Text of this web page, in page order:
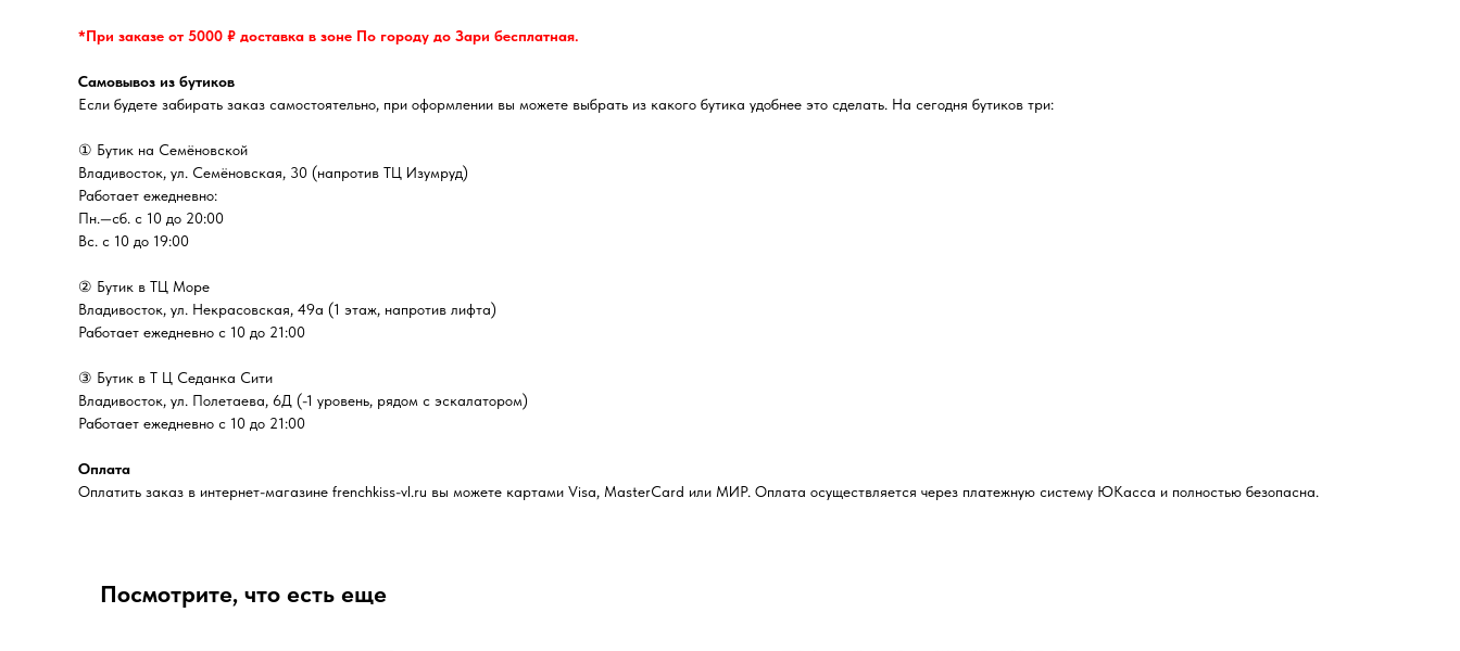
*При заказе от 5000 ₽ доставка в зоне По городу до Зари бесплатная.
Самовывоз из бутиков
Если будете забирать заказ самостоятельно, при оформлении вы можете выбрать из какого бутика удобнее это сделать. На сегодня бутиков три:
① Бутик на Семёновской
Владивосток, ул. Семёновская, 30 (напротив ТЦ Изумруд)
Работает ежедневно:
Пн.—сб. с 10 до 20:00
Вс. с 10 до 19:00
② Бутик в ТЦ Море
Владивосток, ул. ​Некрасовская, 49а (1 этаж, напротив лифта)
Работает ежедневно с 10 до 21:00
③ Бутик в Т Ц Седанка Сити
Владивосток, ул. Полетаева, 6Д (-1 уровень, рядом с эскалатором)
Работает ежедневно с 10 до 21:00
Оплата
Оплатить заказ в интернет-магазине frenchkiss-vl.ru вы можете картами Visa, MasterCard или МИР. Оплата осуществляется через платежную систему ЮКасса и полностью безопасна.
Посмотрите, что есть еще